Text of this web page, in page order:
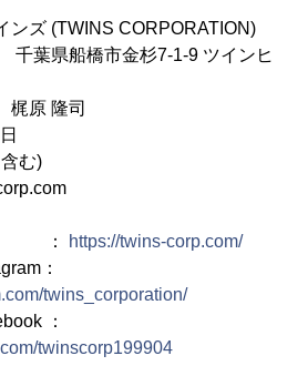
ズ (TWINS CORPORATION)
葉県船橋市金杉7-1-9 ツインヒ
原 隆司
む)
：
https://twins-corp.com/
：
twins_corporation/
：
twinscorp199904